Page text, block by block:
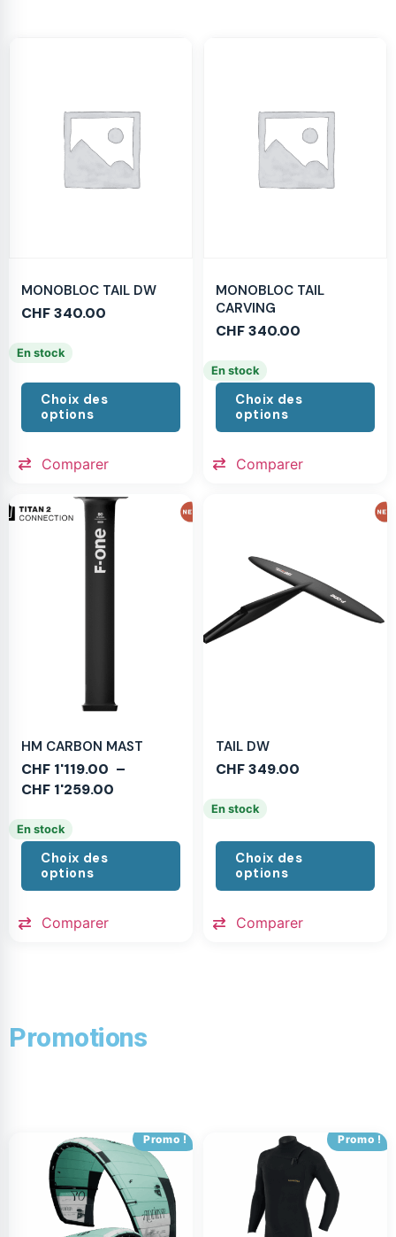
MONOBLOC TAIL DW
CHF340.00
En stock
Choix des
options
Comparer
MONOBLOC TAIL
CARVING
CHF340.00
En stock
Choix des
options
Comparer
HM CARBON MAST
CHF 1'119.00 –
CHF 1'259.00
En stock
Choix des
options
Comparer
TAIL DW
CHF349.00
En stock
Choix des
options
Comparer
Promotions
Promo ! Promo !